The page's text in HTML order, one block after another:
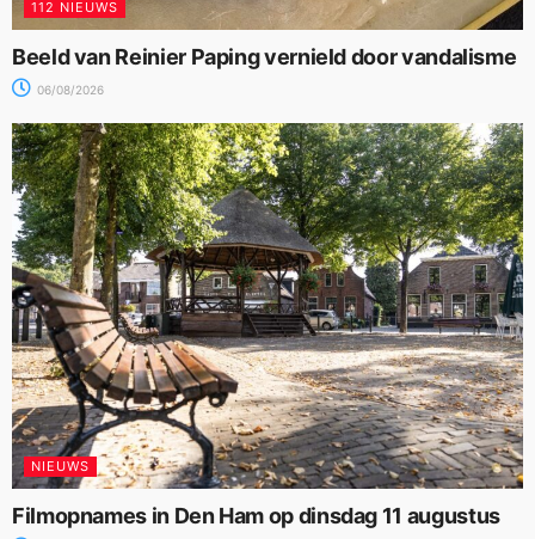
112 NIEUWS
Beeld van Reinier Paping vernield door vandalisme
06/08/2026
NIEUWS
Filmopnames in Den Ham op dinsdag 11 augustus